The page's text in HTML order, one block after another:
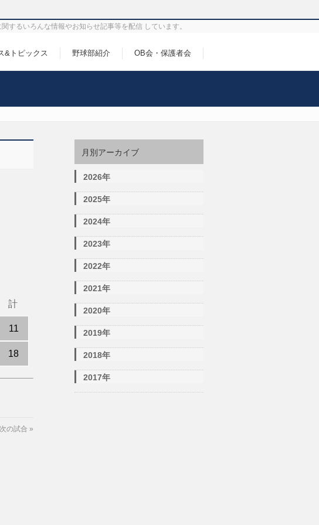
るいろんな情報やお知らせ記事等を配信 しています。
&トピックス 野球部紹介 OB会・保護者会
計
11
18
次の試合 »
月別アーカイブ
2026年
2025年
2024年
2023年
2022年
2021年
2020年
2019年
2018年
2017年